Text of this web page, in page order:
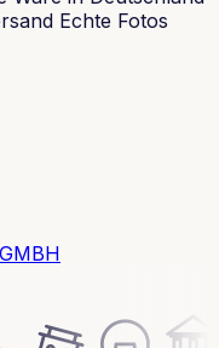
Echte Fotos